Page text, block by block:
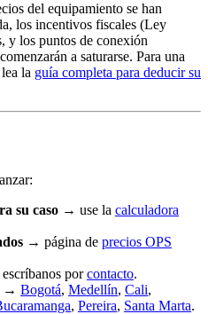
del equipamiento se han
los incentivos fiscales (Ley
y los puntos de conexión
a saturarse. Para una
la guía completa para deducir su
su caso → use la calculadora
→ página de precios OPS
porcontacto.
→ Bogotá, Medellín, Cali,
, Pereira, Santa Marta.